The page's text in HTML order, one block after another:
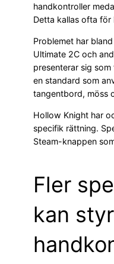
handkontroller
Detta kallas ofta för
Problemet har
Ultimate 2C och
presenterar sig
en standard som
tangentbord, möss
Hollow Knight har
specifik rättning.
Steam-knappen
Fler
kan